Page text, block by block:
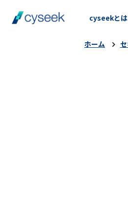
cyseekとは
ホーム